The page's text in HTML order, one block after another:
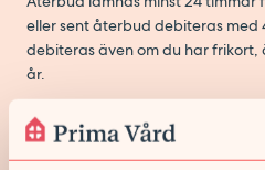
eller sent återbud debiteras med
debiteras även om du har frikort,
år.
* För intyg gäller inte Region
patientavgifter.Läs mer om
här.